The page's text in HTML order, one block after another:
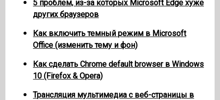
5 проблем, из-за которых Microsoft Edge хуже
других браузеров
Как включить темный режим в Microsoft
Office (изменить тему и фон)
Как сделать Chrome default browser в Windows
10 (Firefox & Opera)
Трансляция мультимедиа с веб-страницы в